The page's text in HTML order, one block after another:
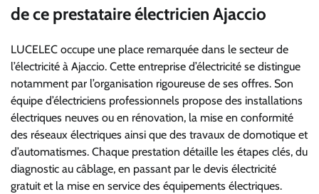
de ce prestataire électricien Ajaccio
LUCELEC occupe une place remarquée dans le secteur de
l’électricité à Ajaccio. Cette entreprise d’électricité se distingue
notamment par l’organisation rigoureuse de ses offres. Son
équipe d’électriciens professionnels propose des installations
électriques neuves ou en rénovation, la mise en conformité
des réseaux électriques ainsi que des travaux de domotique et
d’automatismes. Chaque prestation détaille les étapes clés, du
diagnostic au câblage, en passant par le devis électricité
gratuit et la mise en service des équipements électriques.